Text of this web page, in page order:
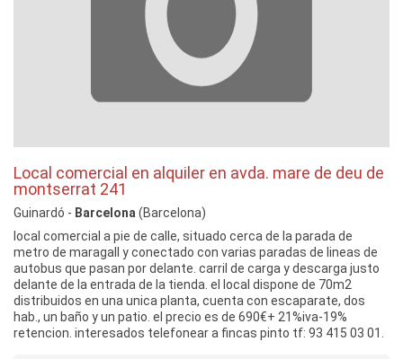
Local comercial en alquiler en avda. mare de deu de
montserrat 241
Guinardó - Barcelona (Barcelona)
local comercial a pie de calle, situado cerca de la parada de
metro de maragall y conectado con varias paradas de lineas de
autobus que pasan por delante. carril de carga y descarga justo
delante de la entrada de la tienda. el local dispone de 70m2
distribuidos en una unica planta, cuenta con escaparate, dos
hab., un baño y un patio. el precio es de 690€+ 21%iva-19%
retencion. interesados telefonear a fincas pinto tf: 93 415 03 01.